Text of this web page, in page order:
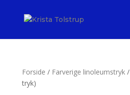
Forside / Farverige linoleumstryk/
tryk)